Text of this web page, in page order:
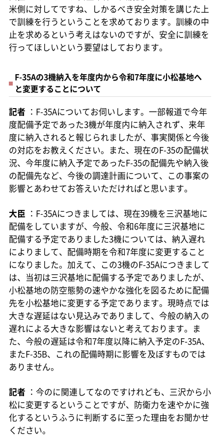
米側に対してですね、しかるべき安全対策を講じた上
で訓練を行うということを求めております。訓練の中
止を求めるという考えはないのですが、安全に訓練を
行ってほしいという要望はしております。
F-35Aの3機納入を年度内から令和7年度に小松基地へ
と変更することについて
記者 ：F-35Aについてお伺いします。一部報道で今年
度配備予定であった3機が年度内に納入されず、来年
度に納入されると報じられましたが、事実関係と今後
の対応をお教えください。また、現在のF-35の配備状
況、今年度に納入予定であったF-35の配備先や納入後
の配備先など、今後の調達計画について、この事案の
影響とあわせてお答えいただければと思います。
大臣 ：F-35Aにつきましては、現在39機を三沢基地に
配備をしていますが、今般、令和6年度に三沢基地に
配備する予定でありました3機については、納入遅れ
によりまして、配備時期を令和7年度に変更すること
になりました。加えて、この3機のF-35Aにつきまして
は、当初は三沢基地に配備する予定でありましたが、
小松基地の防空態勢の速やかな強化を図るために配備
先を小松基地に変更する予定であります。現時点では
大きな遅延はない見込みでありまして、今般の納入の
遅れによる大きな影響はないと考えております。ま
た、今般の遅延は令和7年度以降に納入予定のF-35A、
またF-35B、これの配備時期に影響を及ぼすものでは
ありません。
記者 ：今のに関連してなのですけれども、三沢から小
松に変更するということですが、防衛力を速やかに強
化するというふうに判断するに至った理由をお聞かせ
ください。